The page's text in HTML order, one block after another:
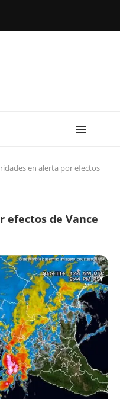
en alerta por efectos
efectos de Vance